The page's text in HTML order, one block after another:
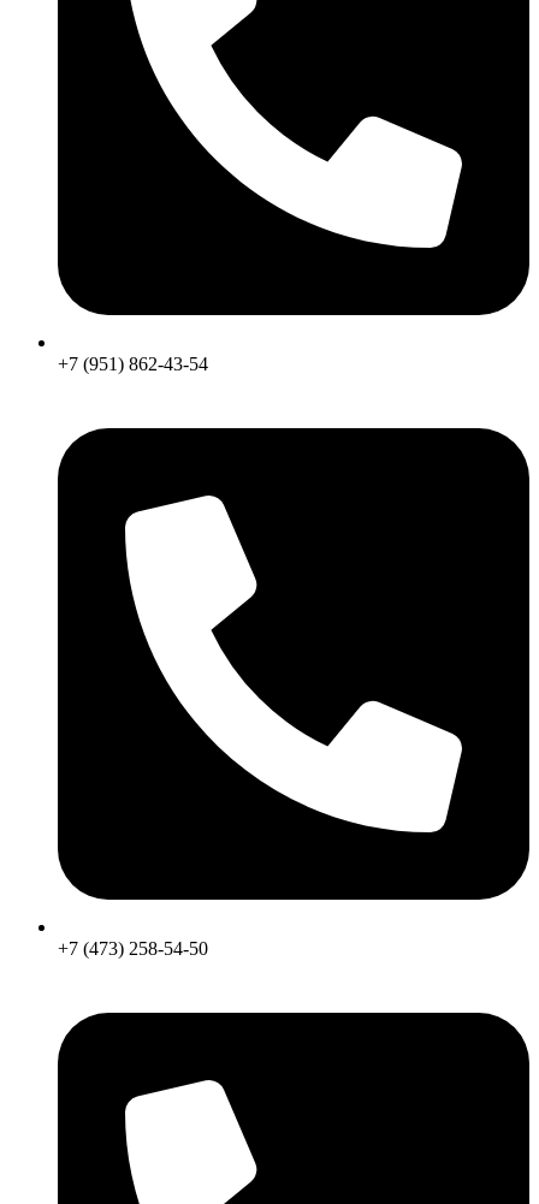
+7 (951) 862-43-54
+7 (473) 258-54-50